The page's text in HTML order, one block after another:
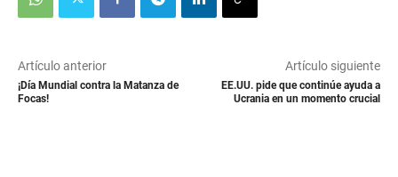
Artículo anterior
¡Día Mundial contra la Matanza de
Focas!
Artículo siguiente
EE.UU. pide que continúe ayuda a
Ucrania en un momento crucial